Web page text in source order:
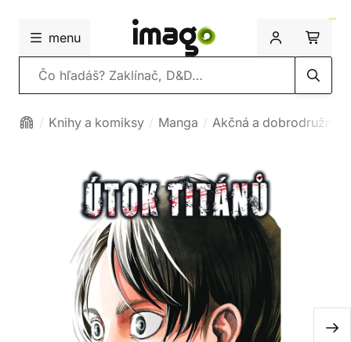
menu
Vyhľadávanie
Knihy a komiksy Manga Akčná a dobrodružná